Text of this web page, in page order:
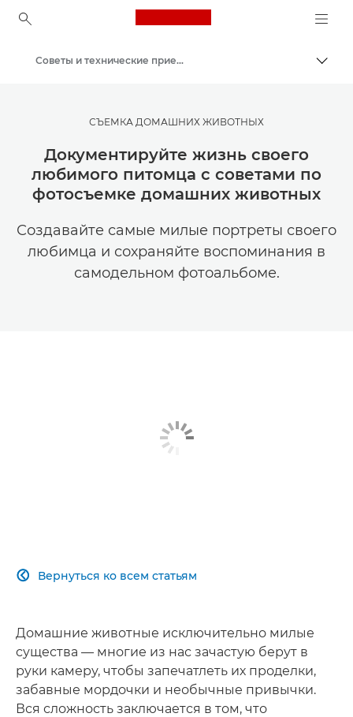
Canon Logo, back to
Мастерская творчества | Советы по фотографии и печати и руководства для покупателей
Советы и технические приемы по фотографии и печати
СЪЕМКА ДОМАШНИХ ЖИВОТНЫХ
Документируйте жизнь своего
любимого питомца с советами по
фотосъемке домашних животных
Создавайте самые милые портреты своего
любимца и сохраняйте воспоминания в
самодельном фотоальбоме.
Вернуться ко всем статьям

Домашние животные исключительно милые
существа — многие из нас зачастую берут в
руки камеру, чтобы запечатлеть их проделки,
забавные мордочки и необычные привычки.
Вся сложность заключается в том, что